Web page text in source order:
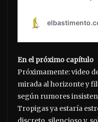
En el próximo capítulo
Próximamente: video
mirada al horizonte y
según rumores
Tropigas ya estaría